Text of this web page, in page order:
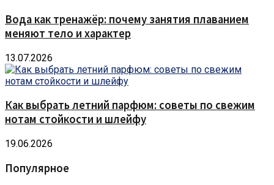
Вода как тренажёр: почему занятия плаванием
меняют тело и характер
13.07.2026
Как выбрать летний парфюм: советы по свежим
нотам стойкости и шлейфу
19.06.2026
Популярное